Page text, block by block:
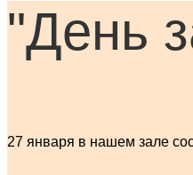
"День
27 января в нашем зале